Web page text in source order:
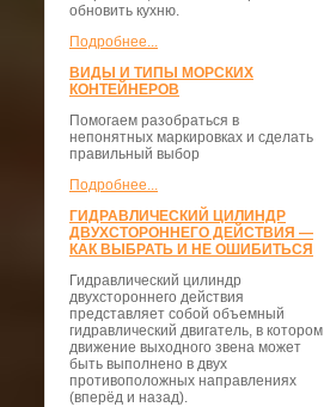
обновить кухню.
Подробнее...
ВИДЫ И ТИПЫ МОРСКИХ
КОНТЕЙНЕРОВ
Помогаем разобраться в
непонятных маркировках и сделать
правильный выбор
Подробнее...
ГИДРАВЛИЧЕСКИЙ ЦИЛИНДР
ДВУХСТОРОННЕГО ДЕЙСТВИЯ —
КАК ВЫБРАТЬ И НЕ ОШИБИТЬСЯ
Гидравлический цилиндр
двухстороннего действия
представляет собой объемный
гидравлический двигатель, в котором
движение выходного звена может
быть выполнено в двух
противоположных направлениях
(вперёд и назад).